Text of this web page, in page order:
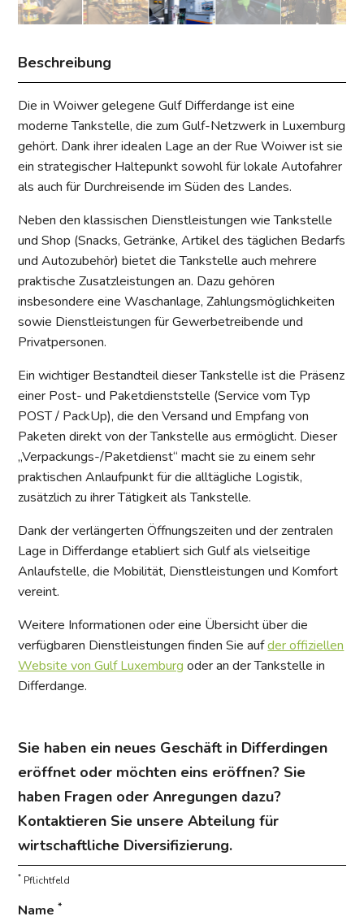
Beschreibung
Die in Woiwer gelegene Gulf Differdange ist eine
moderne Tankstelle, die zum Gulf-Netzwerk in Luxemburg
gehört. Dank ihrer idealen Lage an der Rue Woiwer ist sie
ein strategischer Haltepunkt sowohl für lokale Autofahrer
als auch für Durchreisende im Süden des Landes.
Neben den klassischen Dienstleistungen wie Tankstelle
und Shop (Snacks, Getränke, Artikel des täglichen Bedarfs
und Autozubehör) bietet die Tankstelle auch mehrere
praktische Zusatzleistungen an. Dazu gehören
insbesondere eine Waschanlage, Zahlungsmöglichkeiten
sowie Dienstleistungen für Gewerbetreibende und
Privatpersonen.
Ein wichtiger Bestandteil dieser Tankstelle ist die Präsenz
einer Post- und Paketdienststelle (Service vom Typ
POST / PackUp), die den Versand und Empfang von
Paketen direkt von der Tankstelle aus ermöglicht. Dieser
„Verpackungs-/Paketdienst“ macht sie zu einem sehr
praktischen Anlaufpunkt für die alltägliche Logistik,
zusätzlich zu ihrer Tätigkeit als Tankstelle.
Dank der verlängerten Öffnungszeiten und der zentralen
Lage in Differdange etabliert sich Gulf als vielseitige
Anlaufstelle, die Mobilität, Dienstleistungen und Komfort
vereint.
Weitere Informationen oder eine Übersicht über die
verfügbaren Dienstleistungen finden Sie aufder offiziellen
Website von Gulf Luxemburg oder an der Tankstelle in
Differdange.
Sie haben ein neues Geschäft in Differdingen
eröffnet oder möchten eins eröffnen? Sie
haben Fragen oder Anregungen dazu?
Kontaktieren Sie unsere Abteilung für
wirtschaftliche Diversifizierung.
* Pflichtfeld
Name*